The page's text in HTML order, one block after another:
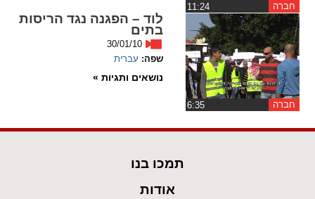
ניגודיות בהירה ניגודיות כהה
חברה
חברה
לוד – הפגנה נגד הריסות
בתים
30/01/10
שפה: עברית
נושאים ותגיות »
תמכו בנו
אודות